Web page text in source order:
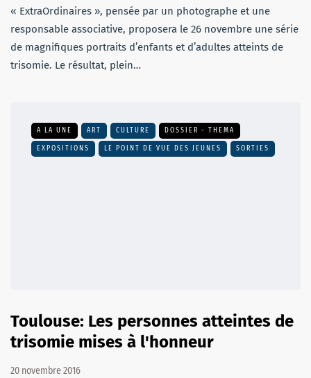
« ExtraOrdinaires », pensée par un photographe et une
responsable associative, proposera le 26 novembre une série
de magnifiques portraits d’enfants et d’adultes atteints de
trisomie. Le résultat, plein…
A LA UNE ART CULTURE DOSSIER - THEMA
EXPOSITIONS LE POINT DE VUE DES JEUNES SORTIES
Toulouse: Les personnes atteintes de
trisomie mises à l'honneur
20 novembre 2016